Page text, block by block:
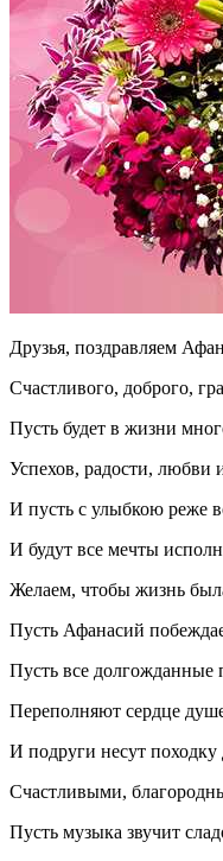
Друзья, поздравляем
Счастливого, доброго,
Пусть будет в жизни
Успехов, радости, любви
И пусть с улыбкою реже
И будут все мечты
Желаем, чтобы жизнь
Пусть Афанасий
Пусть все долгожданные
Переполняют сердце
И подруги несут
Счастливыми,
Пусть музыка звучит